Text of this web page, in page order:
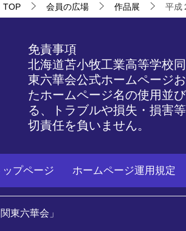
TOP 会員の広場 作品展 平成
免責事項
北海道苫小牧工業高等学校
東六華会公式ホームページ
たホームページ名の使用並
る、トラブルや損失・損害
切責任を負いません。
ップページ ホームページ運用規定
東六華会」